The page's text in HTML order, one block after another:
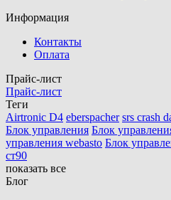
Информация
Контакты
Оплата
Прайс-лист
Прайс-лист
Теги
Airtronic D4 eberspacher srs crash
Блок управления Блок
управления webasto Блок
ст90
показать все
Блог